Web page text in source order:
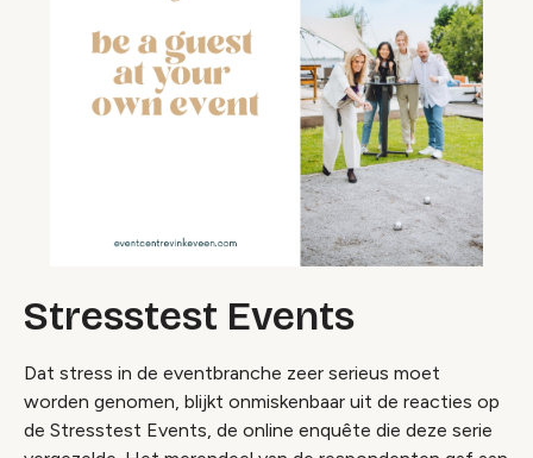
Stresstest Events
Dat stress in de eventbranche zeer serieus moet
worden genomen, blijkt onmiskenbaar uit de reacties op
de Stresstest Events, de online enquête die deze serie